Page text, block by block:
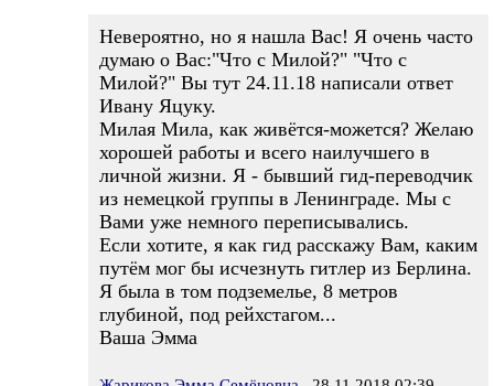
Невероятно, но я нашла Вас! Я очень часто
думаю о Вас:"Что с Милой?" "Что с
Милой?" Вы тут 24.11.18 написали ответ
Ивану Яцуку.
Милая Мила, как живётся-можется? Желаю
хорошей работы и всего наилучшего в
личной жизни. Я - бывший гид-переводчик
из немецкой группы в Ленинграде. Мы с
Вами уже немного переписывались.
Если хотите, я как гид расскажу Вам, каким
путём мог бы исчезнуть гитлер из Берлина.
Я была в том подземелье, 8 метров
глубиной, под рейхстагом...
Ваша Эмма